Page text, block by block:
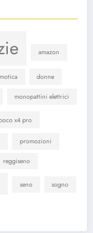
amazon
donne
monopattini elettrici
x4 pro
promozioni
reggiseno
seno sogno